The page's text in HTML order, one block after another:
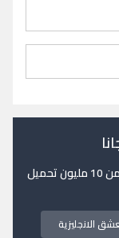
الانجليزية